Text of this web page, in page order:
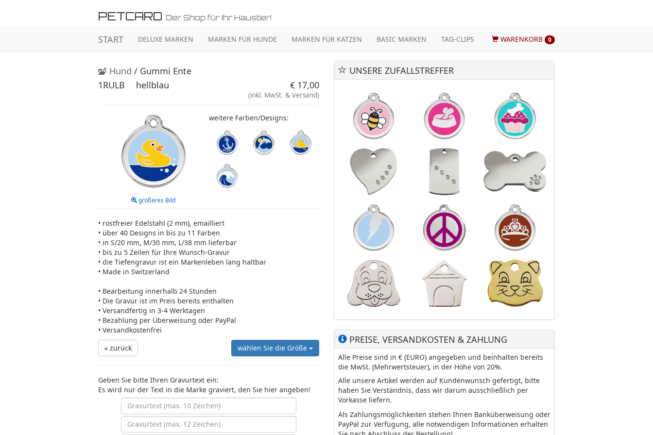
PETCARD Der Shop für Ihr Haustier!
START DELUXE MARKEN MARKEN FÜR HUNDE MARKEN FÜR KATZEN BASIC MARKEN TAG-CLIPS WARENKORB 0
Hund / Gummi Ente
1RULB
hellblau € 17,00
(inkl. MwSt. & Versand)
größeres Bild
weitere Farben/Designs:
• rostfreier Edelstahl (2 mm), emailliert
• über 40 Designs in bis zu 11 Farben
• in S/20 mm, M/30 mm, L/38 mm lieferbar
• bis zu 5 Zeilen für Ihre Wunsch-Gravur
• die Tiefengravur ist ein Markenleben lang haltbar
• Made in Switzerland
• Bearbeitung innerhalb 24 Stunden
• Die Gravur ist im Preis bereits enthalten
• Versandfertig in 3-4 Werktagen
• Bezahlung per Überweisung oder PayPal
• Versandkostenfrei
« zurück
wählen Sie die Größe
Geben Sie bitte Ihren Gravurtext ein:
Es wird nur der Text in die Marke graviert, den Sie hier angeben!
UNSERE ZUFALLSTREFFER
PREISE, VERSANDKOSTEN & ZAHLUNG
Alle Preise sind in € (EURO) angegeben und beinhalten bereits
die MwSt. (Mehrwertsteuer), in der Höhe von 20%.
Alle unsere Artikel werden auf Kundenwunsch gefertigt, bitte
haben Sie Verständnis, dass wir darum ausschließlich per
Vorkasse liefern.
Als Zahlungsmöglichkeiten stehen Ihnen Banküberweisung oder
PayPal zur Verfügung, alle notwendigen Informationen erhalten